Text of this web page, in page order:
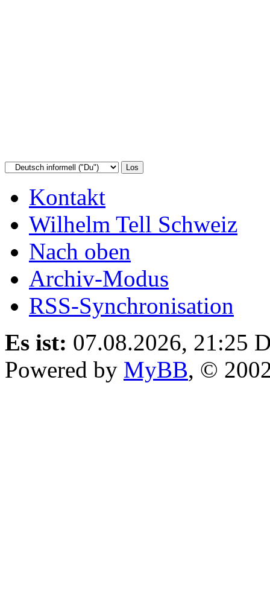
Kontakt
Wilhelm Tell Schweiz
Nach oben
Archiv-Modus
RSS-Synchronisation
Es ist: 07.08.2026, 21:25
Powered by MyBB, ©